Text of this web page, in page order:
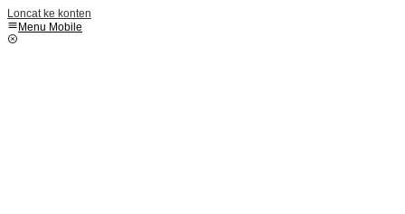
Loncat ke konten
Menu Mobile